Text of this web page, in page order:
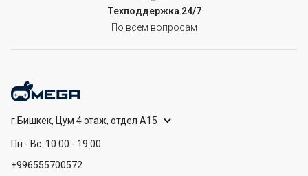
Техподдержка 24/7
По всем вопросам
г.Бишкек, Цум 4 этаж, отдел А15
Пн - Вс: 10:00 - 19:00
+996555700572